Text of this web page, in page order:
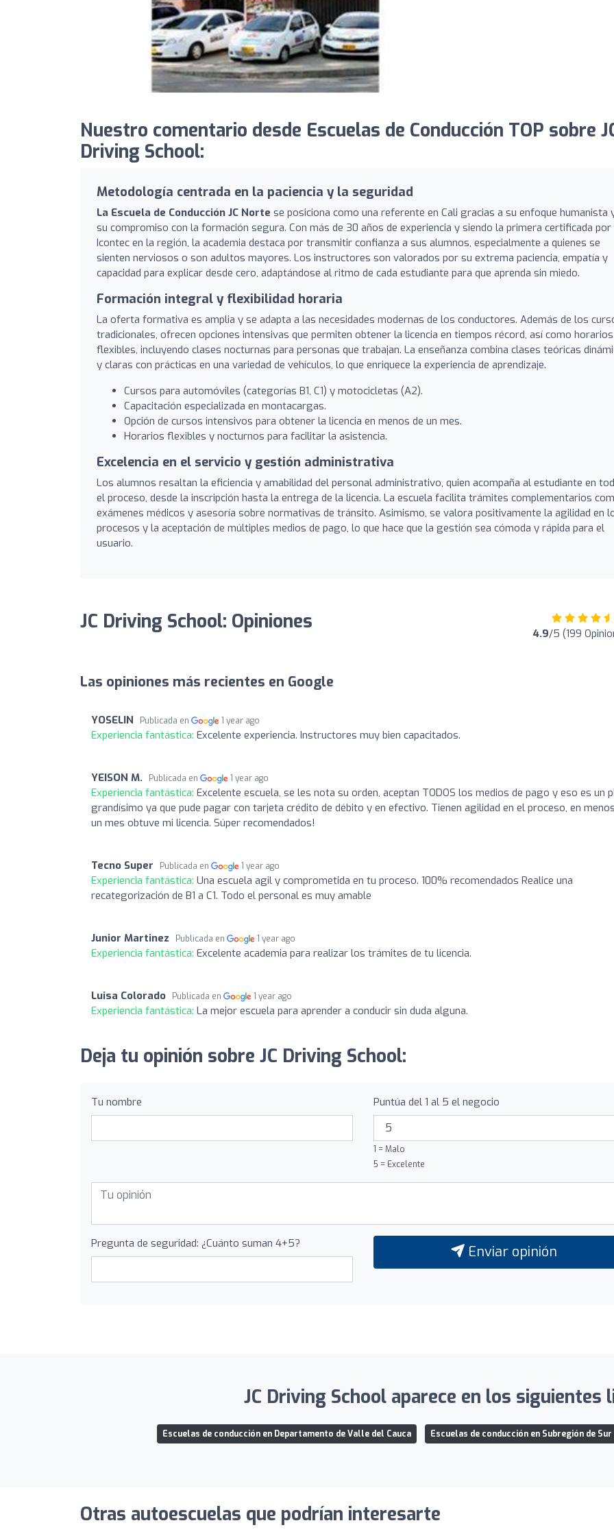
Nuestro comentario desde Escuelas de Conducción TOP sobre
Driving School:
Metodología centrada en la paciencia y la seguridad
La Escuela de Conducción JC Norte se posiciona como una referente en Cali gracias a su enfoque humanista
su compromiso con la formación segura. Con más de 30 años de experiencia y siendo la primera certificada por
Icontec en la región, la academia destaca por transmitir confianza a sus alumnos, especialmente a quienes se
sienten nerviosos o son adultos mayores. Los instructores son valorados por su extrema paciencia, empatía y
capacidad para explicar desde cero, adaptándose al ritmo de cada estudiante para que aprenda sin miedo.
Formación integral y flexibilidad horaria
La oferta formativa es amplia y se adapta a las necesidades modernas de los conductores. Además de los
tradicionales, ofrecen opciones intensivas que permiten obtener la licencia en tiempos récord, así como horarios
flexibles, incluyendo clases nocturnas para personas que trabajan. La enseñanza combina clases teóricas
y claras con prácticas en una variedad de vehículos, lo que enriquece la experiencia de aprendizaje.
Cursos para automóviles (categorías B1, C1) y motocicletas (A2).
Capacitación especializada en montacargas.
Opción de cursos intensivos para obtener la licencia en menos de un mes.
Horarios flexibles y nocturnos para facilitar la asistencia.
Excelencia en el servicio y gestión administrativa
Los alumnos resaltan la eficiencia y amabilidad del personal administrativo, quien acompaña al estudiante en
el proceso, desde la inscripción hasta la entrega de la licencia. La escuela facilita trámites complementarios
exámenes médicos y asesoría sobre normativas de tránsito. Asimismo, se valora positivamente la agilidad en
procesos y la aceptación de múltiples medios de pago, lo que hace que la gestión sea cómoda y rápida para el
usuario.
JC Driving School: Opiniones 4.9/5 (199
Las opiniones más recientes en Google
YOSELIN Publicada en 1 year ago
Experiencia fantástica: Excelente experiencia. Instructores muy bien capacitados.
YEISON M. Publicada en 1 year ago
Experiencia fantástica: Excelente escuela, se les nota su orden, aceptan TODOS los medios de pago y eso es un
grandísimo ya que pude pagar con tarjeta crédito de débito y en efectivo. Tienen agilidad en el proceso, en
un mes obtuve mi licencia. Súper recomendados!
Tecno Super Publicada en 1 year ago
Experiencia fantástica: Una escuela agil y comprometida en tu proceso. 100% recomendados Realice una
recategorización de B1 a C1. Todo el personal es muy amable
Junior Martinez Publicada en 1 year ago
Experiencia fantástica: Excelente academia para realizar los trámites de tu licencia.
Luisa Colorado Publicada en 1 year ago
Experiencia fantástica: La mejor escuela para aprender a conducir sin duda alguna.
Deja tu opinión sobre JC Driving School:
Tu nombre Puntúa del 1 al 5 el negocio
1 = Malo
5 = Excelente
Pregunta de seguridad: ¿Cuánto suman 4+5? Enviar opinión
JC Driving School aparece en los siguientes
Escuelas de conducción en Departamento de Valle del Cauca Escuelas de conducción en Subregión de Sur
Otras autoescuelas que podrían interesarte